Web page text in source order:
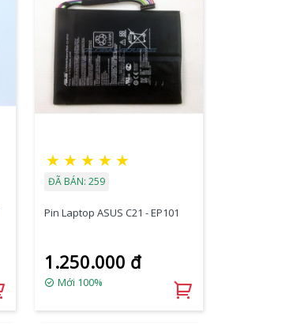
★ ★ ★ ★ ★
ĐÃ BÁN: 259
Pin Laptop ASUS C21 - EP101
1.250.000 đ
Mới 100%